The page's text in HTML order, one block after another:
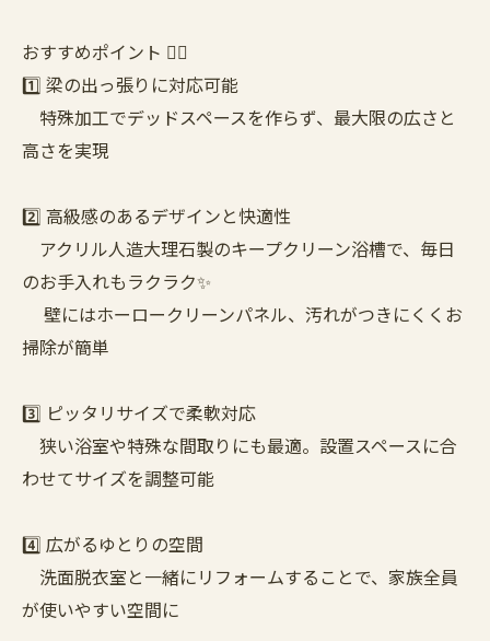
おすすめポイント 💁‍♀️
1️⃣ 梁の出っ張りに対応可能
特殊加工でデッドスペースを作らず、最大限の広さと
高さを実現
2️⃣ 高級感のあるデザインと快適性
アクリル人造大理石製のキープクリーン浴槽で、毎日
のお手入れもラクラク✨️
壁にはホーロークリーンパネル、汚れがつきにくくお
掃除が簡単
3️⃣ ピッタリサイズで柔軟対応
狭い浴室や特殊な間取りにも最適。設置スペースに合
わせてサイズを調整可能
4️⃣ 広がるゆとりの空間
洗面脱衣室と一緒にリフォームすることで、家族全員
が使いやすい空間に